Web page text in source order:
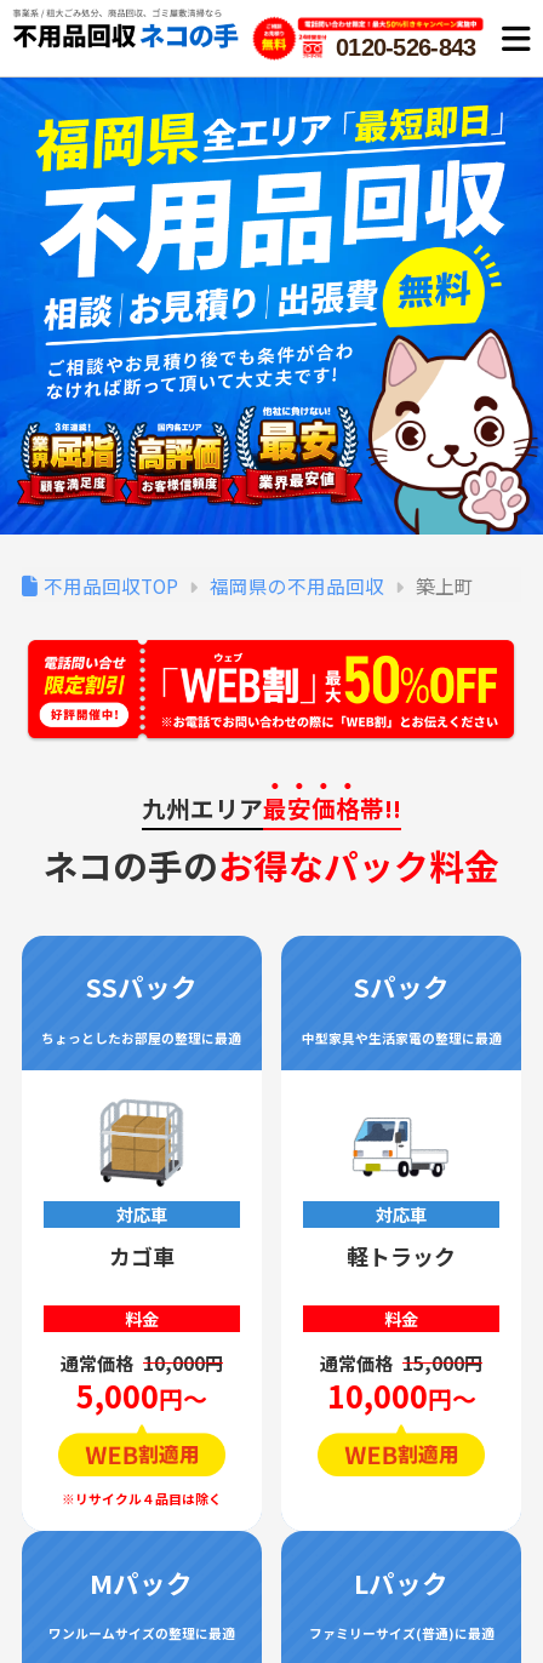
0120-526-843
不用品回収TOP 福岡県の不用品回収 築上町
九州エリア最安価格帯!!
ネコの手のお得なパック料金
SSパック
ちょっとしたお部屋の整理に最適
対応車
カゴ車
料金
通常価格 10,000円
5,000円～
Sパック
中型家具や生活家電の整理に最適
対応車
軽トラック
料金
通常価格 15,000円
10,000円～
Mパック
ワンルームサイズの整理に最適
Lパック
ファミリーサイズ(普通)に最適